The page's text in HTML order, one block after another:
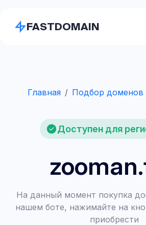
FASTDOMAIN
Главная Подбор доменов
Доступен для
На данный момент покупка
нашем боте, нажимайте на
приобрести